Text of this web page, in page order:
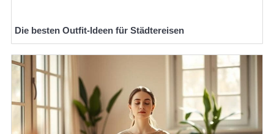
Die besten Outfit-Ideen für Städtereisen